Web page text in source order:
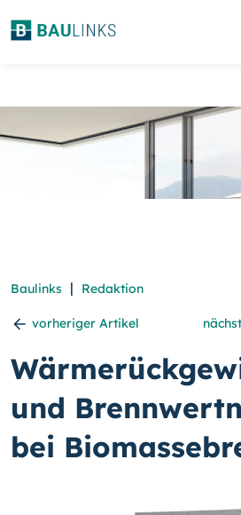
Baulinks | Redaktion
vorheriger Artikel
und
bei